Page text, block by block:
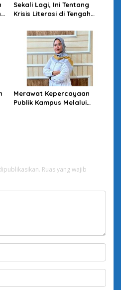
Sekali Lagi, Ini Tentang
Krisis Literasi di Tengah
Merawat Kepercayaan
Publik Kampus Melalui
Ruas yang wajib